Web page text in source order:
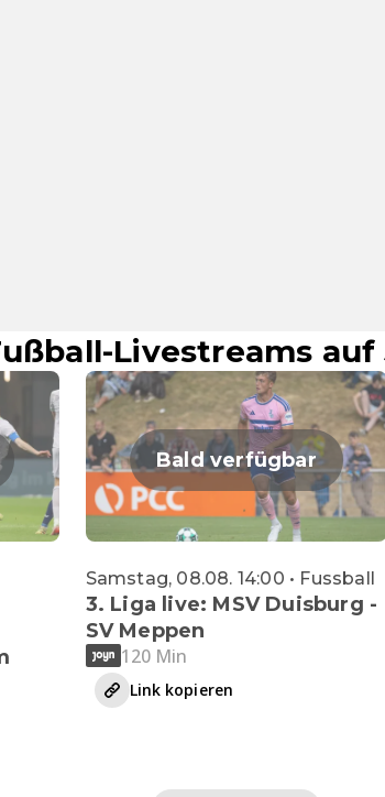
Livestreams auf
Bald verfügbar
Samstag, 08.08. 14:00 • Fussball
3. Liga live: MSV Duisburg -
SV Meppen
120 Min
Link kopieren